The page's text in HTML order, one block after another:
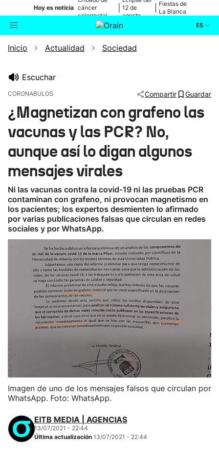
Hoy es noticia cáncer
colorrectal
12 de
agosto
Fiestas de
La Blanca
ES
Buscador Actualidad
Ikusmiran
Eguraldia
Inicio Actualidad Sociedad
Escuchar
CORONABULOS Compartir Guardar
¿Magnetizan con grafeno las
vacunas y las PCR? No,
aunque así lo digan algunos
mensajes virales
Ni las vacunas contra la covid-19 ni las pruebas PCR
contaminan con grafeno, ni provocan magnetismo en
los pacientes; los expertos desmienten lo afirmado
por varias publicaciones falsas que circulan en redes
sociales y por WhatsApp.
Imagen de uno de los mensajes falsos que circulan por
WhatsApp. Foto: WhatsApp.
EITB MEDIA | AGENCIAS
13/07/2021 - 22:44
Última actualización 13/07/2021 - 22:44